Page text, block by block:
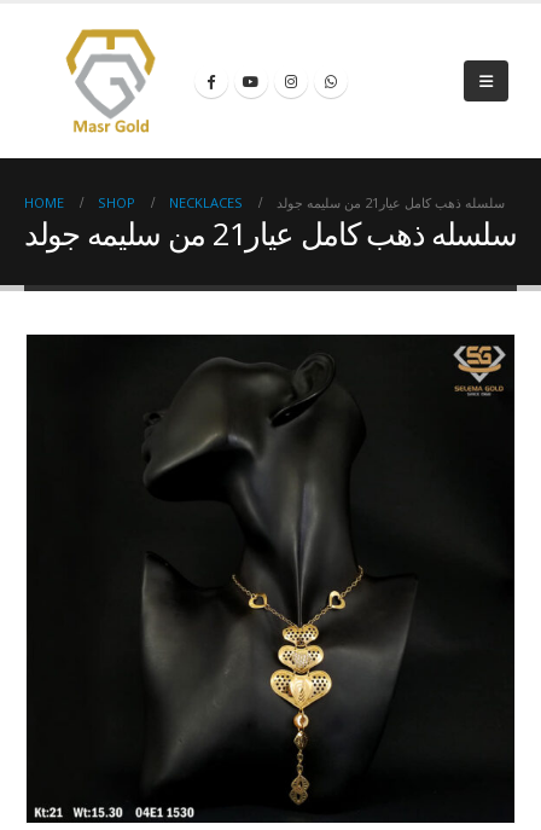
HOME SHOP NECKLACES سلسله ذهب كامل عيار21 من سليمه جولد
سلسله ذهب كامل عيار21 من سليمه جولد